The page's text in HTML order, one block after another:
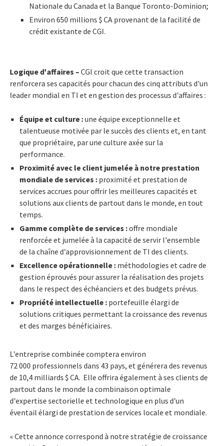
Nationale du Canada et la Banque Toronto-Dominion;
Environ 650 millions $ CA provenant de la facilité de
crédit existante de CGI.
Logique d'affaires – CGI croit que cette transaction
renforcera ses capacités pour chacun des cinq attributs d'un
leader mondial en TI et en gestion des processus d'affaires :
Équipe et culture :une équipe exceptionnelle et
talentueuse motivée par le succès des clients et, en tant
que propriétaire, par une culture axée sur la
performance.
Proximité avec le client jumelée à notre prestation
mondiale de services : proximité et prestation de
services accrues pour offrir les meilleures capacités et
solutions aux clients de partout dans le monde, en tout
temps.
Gamme complète de services :offre mondiale
renforcée et jumelée à la capacité de servir l'ensemble
de la chaîne d'approvisionnement de TI des clients.
Excellence opérationnelle : méthodologies et cadre de
gestion éprouvés pour assurer la réalisation des projets
dans le respect des échéanciers et des budgets prévus.
Propriété intellectuelle : portefeuille élargi de
solutions critiques permettant la croissance des revenus
et des marges bénéficiaires.
L'entreprise combinée comptera environ
72 000 professionnels dans 43 pays, et générera des revenus
de 10,4 milliards $ CA. Elle offrira également à ses clients de
partout dans le monde la combinaison optimale
d'expertise sectorielle et technologique en plus d'un
éventail élargi de prestation de services locale et mondiale.
« Cette annonce correspond à notre stratégie de croissance